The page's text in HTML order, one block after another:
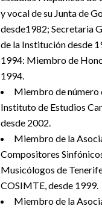
y vocal de su Junta de
desde1982; Secretaria
de la Institución desde
1994: Miembro de
1994.
Miembro de número
Instituto de Estudios
desde 2002.
Miembro de la
Compositores
Musicólogos de
COSIMTE, desde 1999.
Miembro de la